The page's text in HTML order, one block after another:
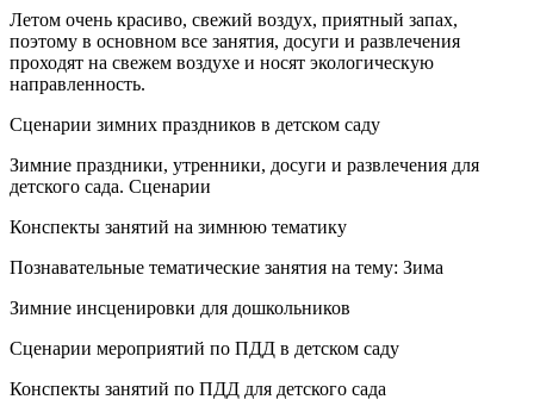
Летом очень красиво, свежий воздух, приятный запах,
поэтому в основном все занятия, досуги и развлечения
проходят на свежем воздухе и носят экологическую
направленность.
Сценарии зимних праздников в детском саду
Зимние праздники, утренники, досуги и развлечения для
детского сада. Сценарии
Конспекты занятий на зимнюю тематику
Познавательные тематические занятия на тему: Зима
Зимние инсценировки для дошкольников
Сценарии мероприятий по ПДД в детском саду
Конспекты занятий по ПДД для детского сада